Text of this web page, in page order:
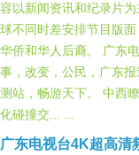
容以新闻资讯和纪录片
球不同时差安排节目版
华侨和华人后裔。 广东
事，改变，公民，广东
测站，畅游天下。 中西
化碰撞交... ...
广东电视台4K超高清